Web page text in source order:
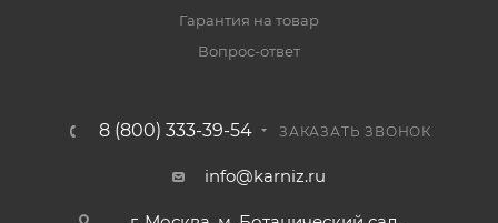
Гарантия на товар
Вопрос-ответ
8 (800) 333-39-54 ЗАКАЗАТЬ ЗВОНОК
info@karniz.ru